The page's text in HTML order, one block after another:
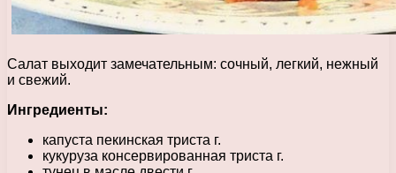
Салат выходит замечательным: сочный, легкий, нежный
и свежий.
Ингредиенты:
капуста пекинская триста г.
кукуруза консервированная триста г.